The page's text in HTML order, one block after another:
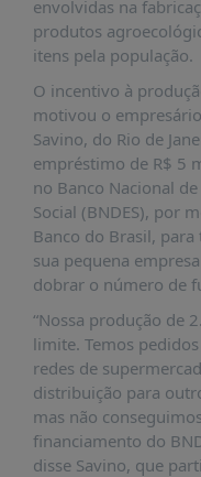
DADOS
FRENTE
PARLAMENTAR
SOBRE
A
FRENTE
MATERIAIS
INFORMAÇÕES
CURSOS
E
EVENTOS
INSCRIÇÕES
MATERIAIS
DISPONÍVEIS
envolvidas na
produtos
itens pela população.
O incentivo à
motivou o
Savino, do Rio de
empréstimo de R$ 5
no Banco Nacional
Social (BNDES), por
Banco do Brasil,
sua pequena
dobrar o número de
“Nossa produção de
limite. Temos
redes de
distribuição para
mas não
financiamento do
disse Savino, que